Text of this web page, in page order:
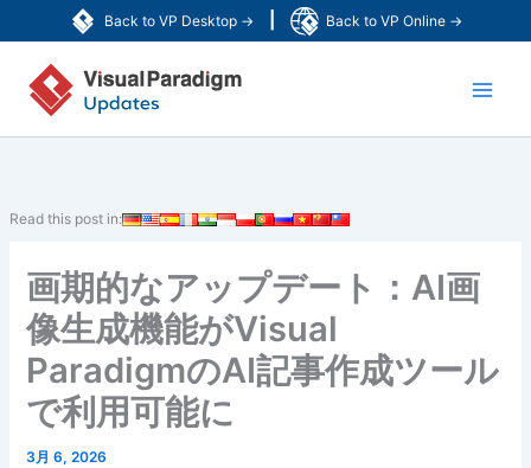
Back to VP Desktop → Back to VP Online →
容
Read this post in:
画期的なアップデート：AI画
像生成機能がVisual
ParadigmのAI記事作成ツール
で利用可能に
3月 6, 2026